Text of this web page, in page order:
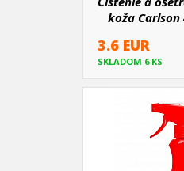
koža Carlson
3.6 EUR
SKLADOM 6 KS